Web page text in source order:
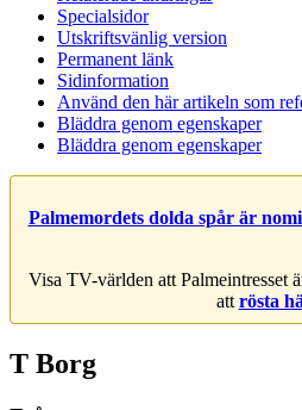
Specialsidor
Utskriftsvänlig version
Permanent länk
Sidinformation
Använd den här artikeln som
Bläddra genom egenskaper
Bläddra genom egenskaper
Palmemordets dolda spår är
Visa TV-världen att Palmeintresset
att rösta
T Borg